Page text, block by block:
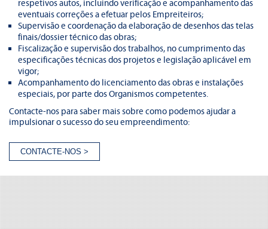
respetivos autos, incluindo verificação e acompanhamento das
eventuais correções a efetuar pelos Empreiteiros;
Supervisão e coordenação da elaboração de desenhos das telas
finais/dossier técnico das obras;
Fiscalização e supervisão dos trabalhos, no cumprimento das
especificações técnicas dos projetos e legislação aplicável em
vigor;
Acompanhamento do licenciamento das obras e instalações
especiais, por parte dos Organismos competentes.
Contacte-nos para saber mais sobre como podemos ajudar a
impulsionar o sucesso do seu empreendimento: